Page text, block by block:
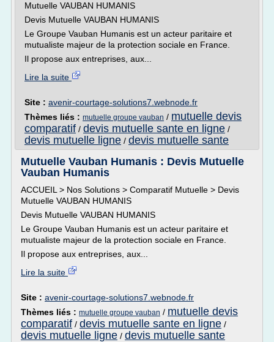
Mutuelle VAUBAN HUMANIS
Devis Mutuelle VAUBAN HUMANIS
Le Groupe Vauban Humanis est un acteur paritaire et
mutualiste majeur de la protection sociale en France.
Il propose aux entreprises, aux...
Lire la suite
Site : avenir-courtage-solutions7.webnode.fr
Thèmes liés : mutuelle groupe vauban / mutuelle devis
comparatif / devis mutuelle sante en ligne /
devis mutuelle ligne / devis mutuelle sante
Mutuelle Vauban Humanis : Devis Mutuelle
Vauban Humanis
ACCUEIL > Nos Solutions > Comparatif Mutuelle > Devis
Mutuelle VAUBAN HUMANIS
Devis Mutuelle VAUBAN HUMANIS
Le Groupe Vauban Humanis est un acteur paritaire et
mutualiste majeur de la protection sociale en France.
Il propose aux entreprises, aux...
Lire la suite
Site : avenir-courtage-solutions7.webnode.fr
Thèmes liés : mutuelle groupe vauban / mutuelle devis
comparatif / devis mutuelle sante en ligne /
devis mutuelle ligne / devis mutuelle sante